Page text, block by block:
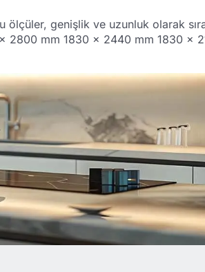
genişlik ve uzunluk olarak
2800 mm 1830 x 2440 mm 1830 x